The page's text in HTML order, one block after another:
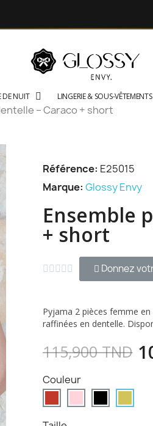
DE NUIT LINGERIE & SOUS-VÊTEMENTS
– Caraco + short
Référence E25015
Marque Glossy Envy
Ensemble
+ short
     Donnez
Pyjama 2 pièces femme
raffinées en dentelle.
115,900 TND
Couleur